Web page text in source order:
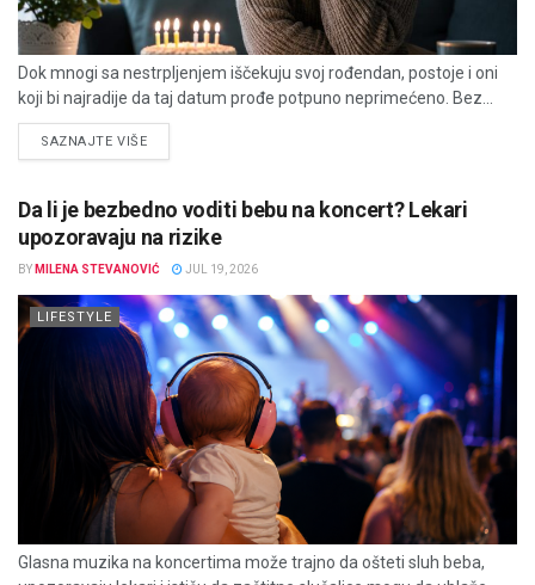
Dok mnogi sa nestrpljenjem iščekuju svoj rođendan, postoje i oni
koji bi najradije da taj datum prođe potpuno neprimećeno. Bez...
SAZNAJTE VIŠEDETAILS
Da li je bezbedno voditi bebu na koncert? Lekari
upozoravaju na rizike
BY MILENA STEVANOVIĆ JUL 19, 2026
LIFESTYLE
Glasna muzika na koncertima može trajno da ošteti sluh beba,